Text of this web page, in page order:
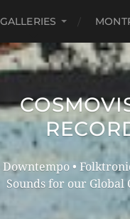
GALLERIES
Downtempo •
Sounds for our Global